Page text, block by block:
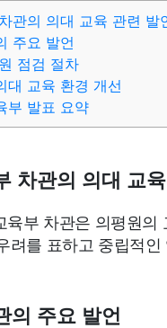
요리 상품리뷰 원
사진 대출 자동차
터 기술 종교 사
경제 마케팅 부동산
기타
관의 의대 교육 관련 발
주요 발언
점검 절차
대 교육 환경 개선
부 발표 요약
차관의 의대 교
육부 차관은 의평원의
려를 표하고 중립적인
의 주요 발언